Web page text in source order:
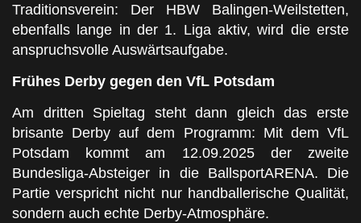
Traditionsverein: Der HBW Balingen-Weilstetten,
ebenfalls lange in der 1. Liga aktiv, wird die erste
anspruchsvolle Auswärtsaufgabe.
Frühes Derby gegen den VfL Potsdam
Am dritten Spieltag steht dann gleich das erste
brisante Derby auf dem Programm: Mit dem VfL
Potsdam kommt am 12.09.2025 der zweite
Bundesliga-Absteiger in die BallsportARENA. Die
Partie verspricht nicht nur handballerische Qualität,
sondern auch echte Derby-Atmosphäre.